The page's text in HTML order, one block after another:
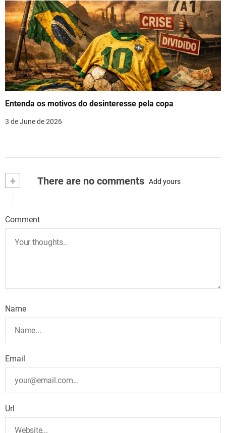
Entenda os motivos do desinteresse pela copa
3 de June de 2026
+ There are no comments Add yours
Comment
Name
Email
Url